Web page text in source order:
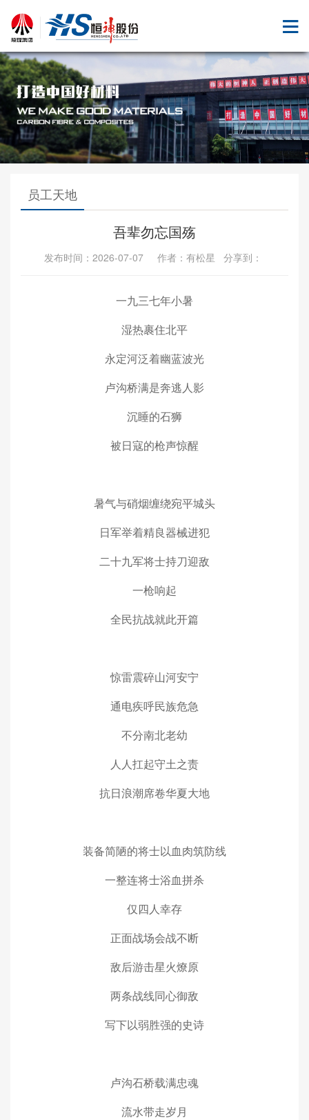
员工天地
吾辈勿忘国殇
发布时间：2026-07-07 作者：有松星 分享到：
一九三七年小暑
湿热裹住北平
永定河泛着幽蓝波光
卢沟桥满是奔逃人影
沉睡的石狮
被日寇的枪声惊醒
暑气与硝烟缠绕宛平城头
日军举着精良器械进犯
二十九军将士持刀迎敌
一枪响起
全民抗战就此开篇
惊雷震碎山河安宁
通电疾呼民族危急
不分南北老幼
人人扛起守土之责
抗日浪潮席卷华夏大地
装备简陋的将士以血肉筑防线
一整连将士浴血拼杀
仅四人幸存
正面战场会战不断
敌后游击星火燎原
两条战线同心御敌
写下以弱胜强的史诗
卢沟石桥载满忠魂
流水带走岁月